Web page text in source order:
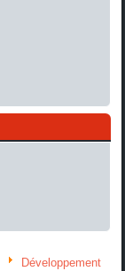
Développement